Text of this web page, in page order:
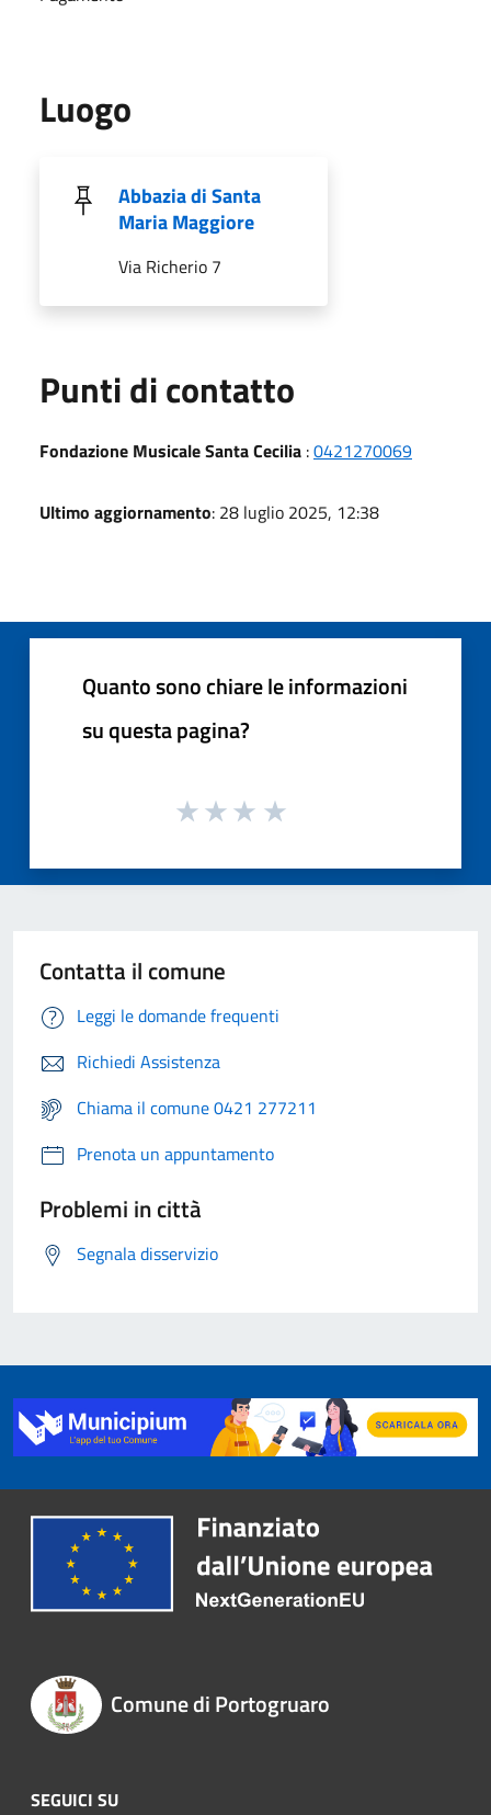
Luogo
Abbazia di Santa
Maria Maggiore
Via Richerio 7
Punti di contatto
Fondazione Musicale Santa Cecilia :0421270069
Ultimo aggiornamento: 28 luglio 2025, 12:38
Quanto sono chiare le informazioni
su questa pagina?
Contatta il comune
Leggi le domande frequenti
Richiedi Assistenza
Chiama il comune 0421 277211
Prenota un appuntamento
Problemi in città
Segnala disservizio
Comune di Portogruaro
SEGUICI SU